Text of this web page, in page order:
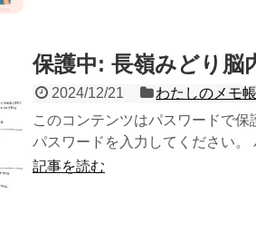
保護中: 長嶺みどり脳
2024/12/21
わたしのメモ帳
このコンテンツはパスワードで
パスワードを入力してください。
記事を読む